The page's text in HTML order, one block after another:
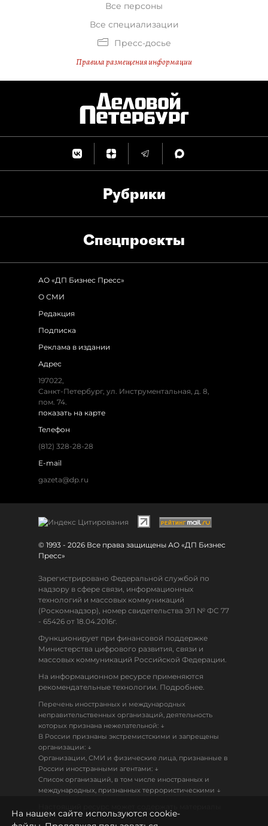
Все персоны
Все специализации
Пресс-досье
Правила размещения информации
Рубрики
Спец­проекты
АО «ДП Бизнес Пресс»
О СМИ
Редакция
Подписка
Реклама в издании
Адрес
197022,
Санкт-Петербург, ул. Инструментальная, д. 8,
пом. 74.
показать на карте
Телефон
(812) 328-28-28
E-mail
gazeta@dp.ru
© 1993 - 2026 Все права защищены АО «ДП Бизнес
Пресс»
Зарегистрировано Федеральной службой по
надзору в сфере связи, информационных
технологий и массовых коммуникаций
(Роскомнадзор), номер свидетельства ЭЛ № ФС 77
- 65426 от 18.04.2016г.
Функционирует при финансовой поддержке
Министерства цифрового развития, связи и
массовых коммуникаций Российской Федерации.
На информационном ресурсе применяются
рекомендательные технологии. Подробнее.
Перечень иностранных и международных
неправительственных организаций, деятельность
которых признана нежелательной: ↓
В России признаны экстремистскими и запрещены
организации: ↓
Организации, СМИ и физические лица, признанные в
России иностранными агентами: ↓
Список организаций, в том числе иностранных и
международных, признанных террористическими ↓
18+
На нашем сайте используются cookie-